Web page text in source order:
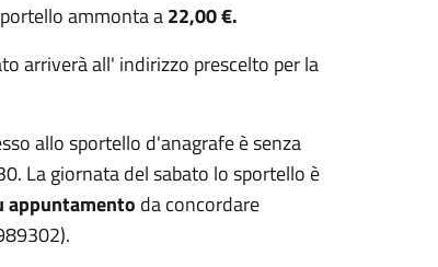
ammonta a22,00 €.
arriverà all' indirizzo prescelto per la
allo sportello d'anagrafe è senza
La giornata del sabato lo sportello è
appuntamento da concordare